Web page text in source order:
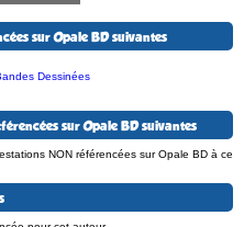
sur Opale BD suivantes
Dessinées
sur Opale BD suivantes
NON référencées sur Opale BD à ce